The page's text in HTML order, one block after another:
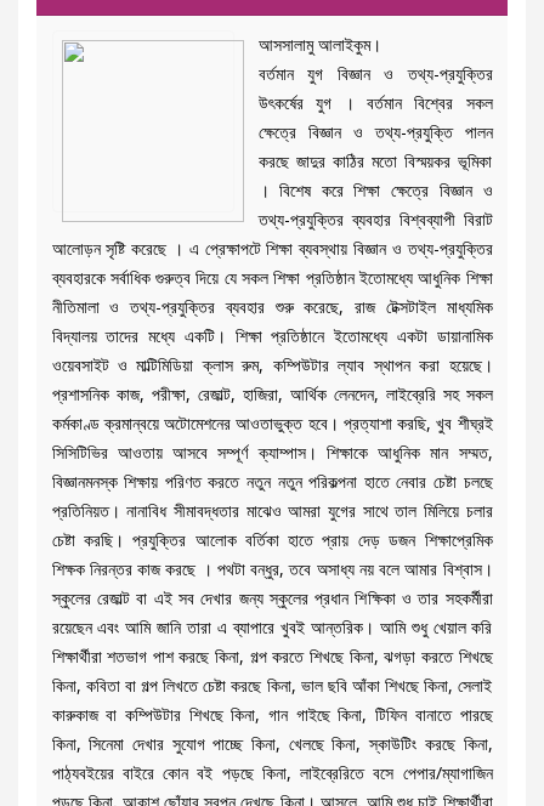
আসসালামু আলাইকুম।
বর্তমান যুগ বিজ্ঞান ও তথ্য-প্রযুক্তির
উৎকর্ষের যুগ । বর্তমান বিশ্বের সকল
ক্ষেত্রে বিজ্ঞান ও তথ্য-প্রযুক্তি পালন
করছে জাদুর কাঠির মতো বিস্ময়কর ভূমিকা
। বিশেষ করে শিক্ষা ক্ষেত্রে বিজ্ঞান ও
তথ্য-প্রযুক্তির ব্যবহার বিশ্বব্যাপী বিরাট
আলোড়ন সৃষ্টি করেছে । এ প্রেক্ষাপটে শিক্ষা ব্যবস্থায় বিজ্ঞান ও তথ্য-প্রযুক্তির
ব্যবহারকে সর্বাধিক গুরুত্ব দিয়ে যে সকল শিক্ষা প্রতিষ্ঠান ইতোমধ্যে আধুনিক শিক্ষা
নীতিমালা ও তথ্য-প্রযুক্তির ব্যবহার শুরু করেছে, রাজ টেক্সটাইল মাধ্যমিক
বিদ্যালয় তাদের মধ্যে একটি। শিক্ষা প্রতিষ্ঠানে ইতোমধ্যে একটা ডায়ানামিক
ওয়েবসাইট ও মাল্টিমিডিয়া ক্লাস রুম, কম্পিউটার ল্যাব স্থাপন করা হয়েছে।
প্রশাসনিক কাজ, পরীক্ষা, রেজাল্ট, হাজিরা, আর্থিক লেনদেন, লাইব্রেরি সহ সকল
কর্মকাণ্ড ক্রমান্বয়ে অটোমেশনের আওতাভুক্ত হবে। প্রত্যাশা করছি, খুব শীঘ্রই
সিসিটিভির আওতায় আসবে সম্পূর্ণ ক্যাম্পাস। শিক্ষাকে আধুনিক মান সম্মত,
বিজ্ঞানমনস্ক শিক্ষায় পরিণত করতে নতুন নতুন পরিকল্পনা হাতে নেবার চেষ্টা চলছে
প্রতিনিয়ত। নানাবিধ সীমাবদ্ধতার মাঝেও আমরা যুগের সাথে তাল মিলিয়ে চলার
চেষ্টা করছি। প্রযুক্তির আলোক বর্তিকা হাতে প্রায় দেড় ডজন শিক্ষাপ্রেমিক
শিক্ষক নিরন্তর কাজ করছে । পথটা বন্ধুর, তবে অসাধ্য নয় বলে আমার বিশ্বাস।
স্কুলের রেজাল্ট বা এই সব দেখার জন্য স্কুলের প্রধান শিক্ষিকা ও তার সহকর্মীরা
রয়েছেন এবং আমি জানি তারা এ ব্যাপারে খুবই আন্তরিক। আমি শুধু খেয়াল করি
শিক্ষার্থীরা শতভাগ পাশ করছে কিনা, গল্প করতে শিখছে কিনা, ঝগড়া করতে শিখছে
কিনা, কবিতা বা গল্প লিখতে চেষ্টা করছে কিনা, ভাল ছবি আঁকা শিখছে কিনা, সেলাই
কারুকাজ বা কম্পিউটার শিখছে কিনা, গান গাইছে কিনা, টিফিন বানাতে পারছে
কিনা, সিনেমা দেখার সুযোগ পাচ্ছে কিনা, খেলছে কিনা, স্কাউটিং করছে কিনা,
পাঠ্যবইয়ের বাইরে কোন বই পড়ছে কিনা, লাইব্রেরিতে বসে পেপার/ম্যাগাজিন